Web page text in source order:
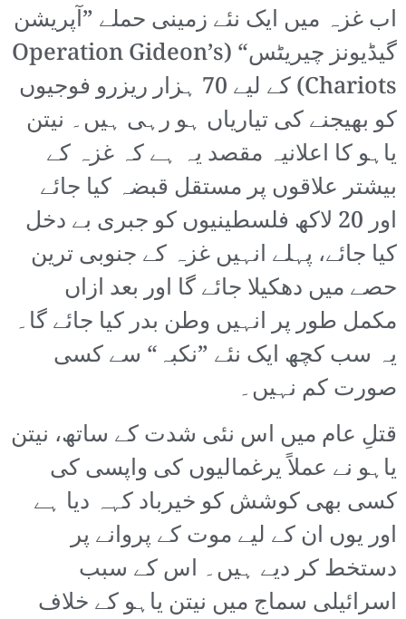
اب غزہ میں ایک نئے زمینی حملے ”آپریشن
گیڈیونز چیریٹس“ (Operation Gideon’s
Chariots) کے لیے 70 ہزار ریزرو فوجیوں
کو بھیجنے کی تیاریاں ہو رہی ہیں۔ نیتن
یاہو کا اعلانیہ مقصد یہ ہے کہ غزہ کے
بیشتر علاقوں پر مستقل قبضہ کیا جائے
اور 20 لاکھ فلسطینیوں کو جبری بے دخل
کیا جائے، پہلے انہیں غزہ کے جنوبی ترین
حصے میں دھکیلا جائے گا اور بعد ازاں
مکمل طور پر انہیں وطن بدر کیا جائے گا۔
یہ سب کچھ ایک نئے ”نکبہ“ سے کسی
صورت کم نہیں۔
قتلِ عام میں اس نئی شدت کے ساتھ، نیتن
یاہو نے عملاً یرغمالیوں کی واپسی کی
کسی بھی کوشش کو خیرباد کہہ دیا ہے
اور یوں ان کے لیے موت کے پروانے پر
دستخط کر دیے ہیں۔ اس کے سبب
اسرائیلی سماج میں نیتن یاہو کے خلاف